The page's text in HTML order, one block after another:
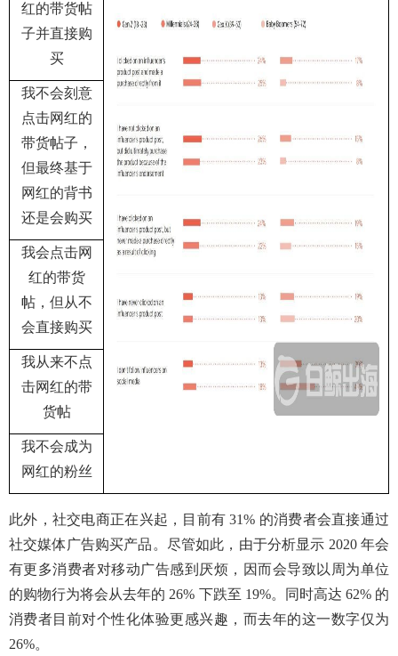
红的带货帖
子并直接购
买
我不会刻意
点击网红的
带货帖子，
但最终基于
网红的背书
还是会购买
我会点击网
红的带货
帖，但从不
会直接购买
我从来不点
击网红的带
货帖
我不会成为
网红的粉丝
此外，社交电商正在兴起，目前有 31% 的消费者会直接通过
社交媒体广告购买产品。尽管如此，由于分析显示 2020 年会
有更多消费者对移动广告感到厌烦，因而会导致以周为单位
的购物行为将会从去年的 26% 下跌至 19%。同时高达 62% 的
消费者目前对个性化体验更感兴趣，而去年的这一数字仅为
26%。